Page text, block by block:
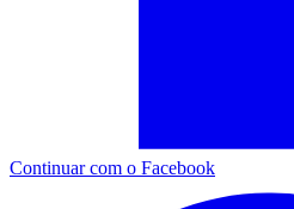
Continuar com o Facebook